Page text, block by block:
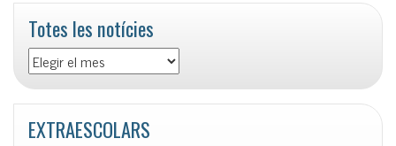
Totes les notícies
Totes
les
notícies
EXTRAESCOLARS